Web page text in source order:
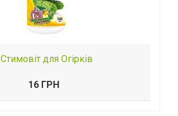
Стимовіт для Огірків
16 ГРН